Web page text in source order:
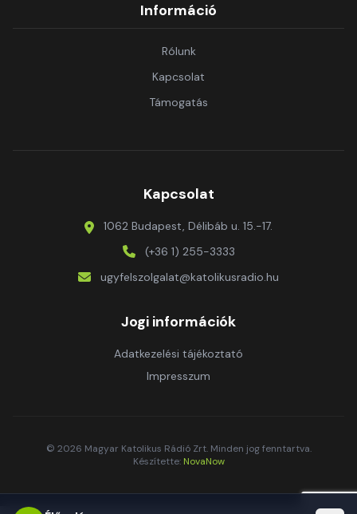
Információ
Rólunk
Kapcsolat
Támogatás
Kapcsolat
1062 Budapest, Délibáb u. 15.-17.
(+36 1) 255-3333
ugyfelszolgalat@katolikusradio.hu
Jogi információk
Adatkezelési tájékoztató
Impresszum
© 2026 Magyar Katolikus Rádió Zrt. Minden jog fenntartva.
Készítette: NovaNow